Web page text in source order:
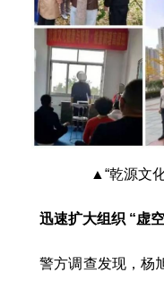
▲“乾源文
迅速扩大组织 “虚
警方调查发现，杨